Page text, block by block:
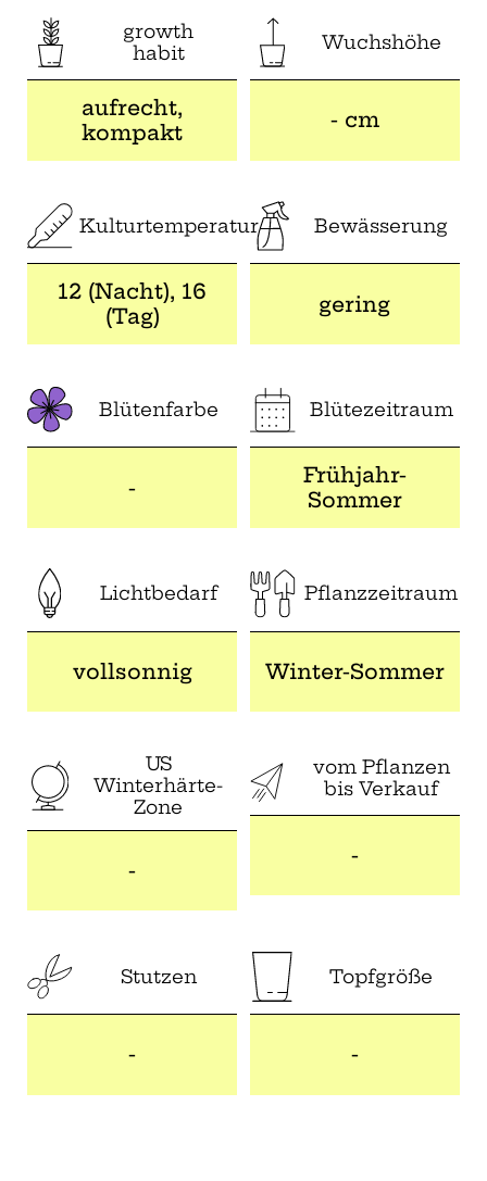
growth
habit
aufrecht,
kompakt
Wuchshöhe
- cm
Kulturtemperatur
12 (Nacht), 16
(Tag)
Bewässerung
gering
Blütenfarbe
-
Blütezeitraum
Frühjahr-
Sommer
Lichtbedarf
vollsonnig
Pflanzzeitraum
Winter-Sommer
US
Winterhärte-
Zone
-
vom Pflanzen
bis Verkauf
-
Stutzen
-
Topfgröße
-